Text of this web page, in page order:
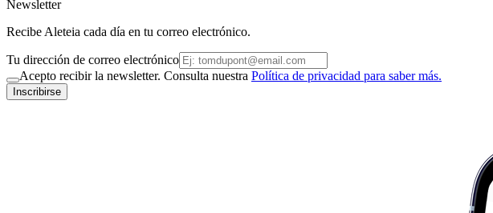
Newsletter
Recibe Aleteia cada día en tu correo electrónico.
Tu dirección de correo electrónico
Acepto recibir la newsletter. Consulta nuestra Política de privacidad para saber más.
Inscribirse